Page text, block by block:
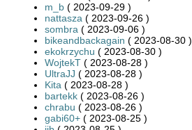
m_b ( 2023-09-29 )
nattasza ( 2023-09-26 )
sombra ( 2023-09-06 )
bikeandbackagain ( 2023-08-30 )
ekokrzychu ( 2023-08-30 )
WojtekT ( 2023-08-28 )
UltraJJ ( 2023-08-28 )
Kita ( 2023-08-28 )
bartekk ( 2023-08-26 )
chrabu ( 2023-08-26 )
gabi60+ ( 2023-08-25 )